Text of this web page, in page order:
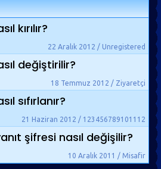
kırılır?
22 Aralık 2012 / Unregistered
değiştirilir?
18 Temmuz 2012 / Ziyaretçi
sıfırlanır?
21 Haziran 2012 / 123456789101112
şifresi nasıl değişilir?
10 Aralık 2011 / Misafir